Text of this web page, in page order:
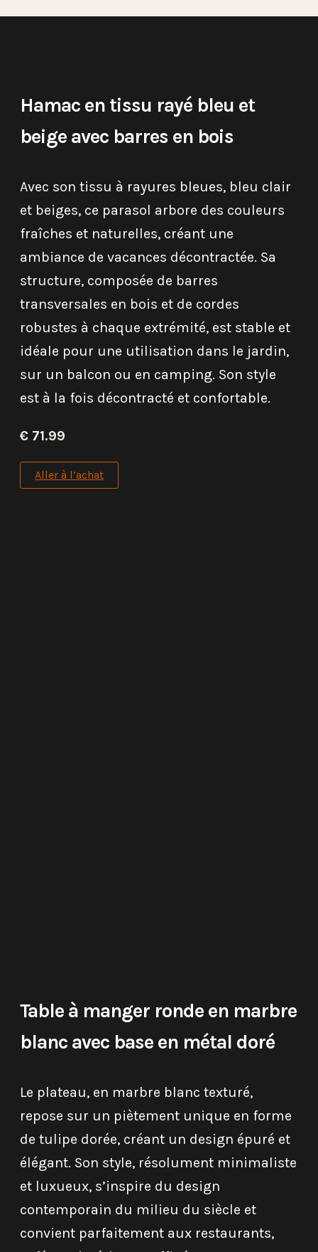
Hamac en tissu rayé bleu et
beige avec barres en bois
Avec son tissu à rayures bleues, bleu clair
et beiges, ce parasol arbore des couleurs
fraîches et naturelles, créant une
ambiance de vacances décontractée. Sa
structure, composée de barres
transversales en bois et de cordes
robustes à chaque extrémité, est stable et
idéale pour une utilisation dans le jardin,
sur un balcon ou en camping. Son style
est à la fois décontracté et confortable.
€ 71.99
Aller à l’achat
Table à manger ronde en marbre
blanc avec base en métal doré
Le plateau, en marbre blanc texturé,
repose sur un piètement unique en forme
de tulipe dorée, créant un design épuré et
élégant. Son style, résolument minimaliste
et luxueux, s’inspire du design
contemporain du milieu du siècle et
convient parfaitement aux restaurants,